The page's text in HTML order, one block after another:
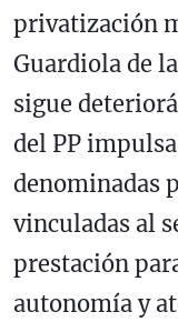
privatización
Guardiola de
sigue
del PP
denominadas
vinculadas al
prestación
autonomía y